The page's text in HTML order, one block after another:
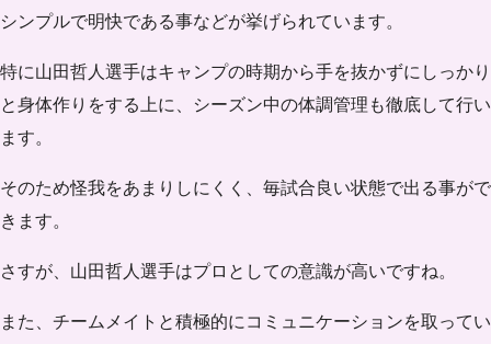
シンプルで明快である事などが挙げられています。
特に山田哲人選手はキャンプの時期から手を抜かずにしっかり
と身体作りをする上に、シーズン中の体調管理も徹底して行い
ます。
そのため怪我をあまりしにくく、毎試合良い状態で出る事がで
きます。
さすが、山田哲人選手はプロとしての意識が高いですね。
また、チームメイトと積極的にコミュニケーションを取ってい